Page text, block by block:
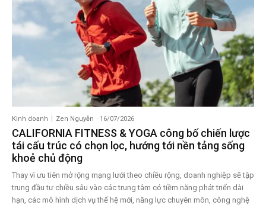
Kinh doanh Zen Nguyễn - 16/07/2026
CALIFORNIA FITNESS & YOGA công bố chiến lược
tái cấu trúc có chọn lọc, hướng tới nền tảng sống
khoẻ chủ động
Thay vì ưu tiên mở rộng mạng lưới theo chiều rộng, doanh nghiệp sẽ tập
trung đầu tư chiều sâu vào các trung tâm có tiềm năng phát triển dài
hạn, các mô hình dịch vụ thế hệ mới, năng lực chuyên môn, công nghệ